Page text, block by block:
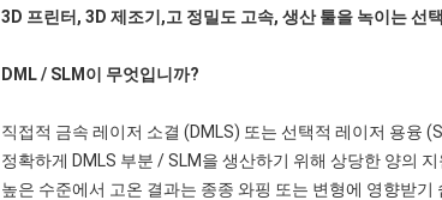
3D 프린터, 3D 제조기,고 정밀도 고속, 생산 툴을 녹이는 선
DML / SLM이 무엇입니까?
직접적 금속 레이저 소결 (DMLS) 또는 선택적 레이저 용융
정확하게 DMLS 부분 / SLM을 생산하기 위해 상당한 양의
높은 수준에서 고온 결과는 종종 와핑 또는 변형에 영향받